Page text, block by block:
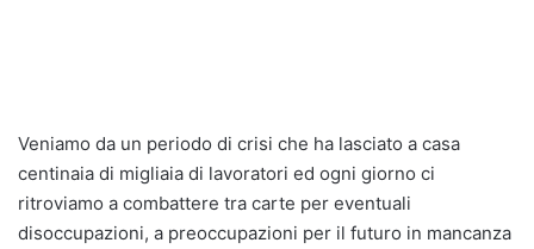
Veniamo da un periodo di crisi che ha lasciato a casa
centinaia di migliaia di lavoratori ed ogni giorno ci
ritroviamo a combattere tra carte per eventuali
disoccupazioni, a preoccupazioni per il futuro in mancanza